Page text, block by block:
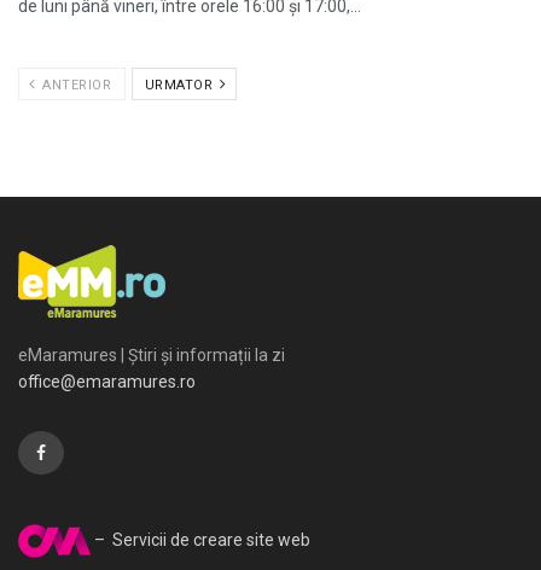
de luni până vineri, între orele 16:00 și 17:00,...
ANTERIOR URMATOR
eMaramures | Știri și informații la zi
office@emaramures.ro
– Servicii de creare site web